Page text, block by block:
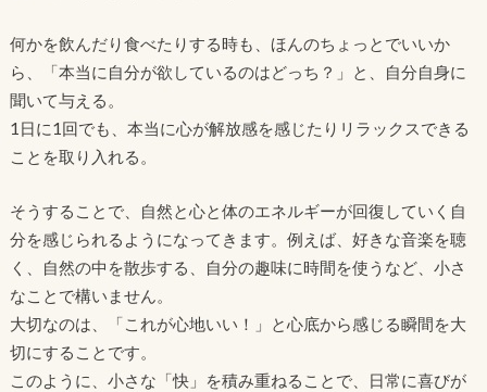
何かを飲んだり食べたりする時も、ほんのちょっとでいいか
ら、「本当に自分が欲しているのはどっち？」と、自分自身に
聞いて与える。
1日に1回でも、本当に心が解放感を感じたりリラックスできる
ことを取り入れる。
そうすることで、自然と心と体のエネルギーが回復していく自
分を感じられるようになってきます。例えば、好きな音楽を聴
く、自然の中を散歩する、自分の趣味に時間を使うなど、小さ
なことで構いません。
大切なのは、「これが心地いい！」と心底から感じる瞬間を大
切にすることです。
このように、小さな「快」を積み重ねることで、日常に喜びが